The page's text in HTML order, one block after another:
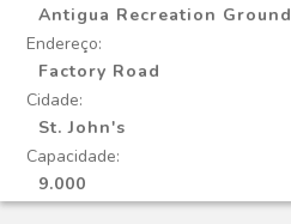
Antigua Recreation Ground
Endereço:
Factory Road
Cidade:
St. John's
Capacidade:
9.000